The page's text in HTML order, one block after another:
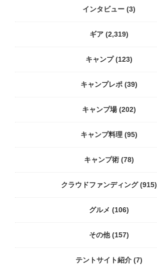
インタビュー (3)
ギア (2,319)
キャンプ(123)
キャンプレポ (39)
キャンプ場(202)
キャンプ料理 (95)
キャンプ術 (78)
クラウドファンディング(915)
グルメ (106)
その他(157)
テントサイト紹介 (7)